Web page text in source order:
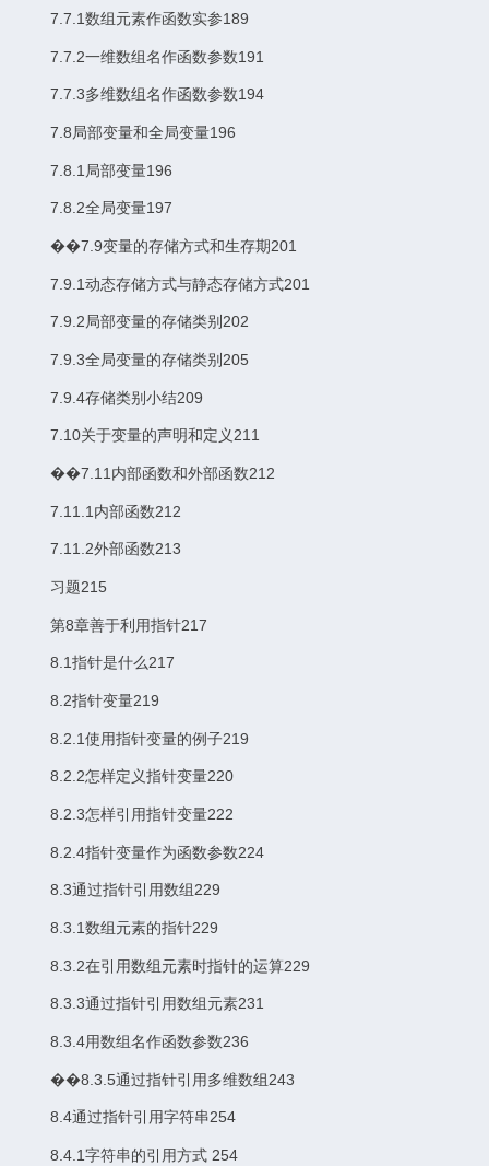
7.7.1数组元素作函数实参189
7.7.2一维数组名作函数参数191
7.7.3多维数组名作函数参数194
7.8局部变量和全局变量196
7.8.1局部变量196
7.8.2全局变量197
��7.9变量的存储方式和生存期201
7.9.1动态存储方式与静态存储方式201
7.9.2局部变量的存储类别202
7.9.3全局变量的存储类别205
7.9.4存储类别小结209
7.10关于变量的声明和定义211
��7.11内部函数和外部函数212
7.11.1内部函数212
7.11.2外部函数213
习题215
第8章善于利用指针217
8.1指针是什么217
8.2指针变量219
8.2.1使用指针变量的例子219
8.2.2怎样定义指针变量220
8.2.3怎样引用指针变量222
8.2.4指针变量作为函数参数224
8.3通过指针引用数组229
8.3.1数组元素的指针229
8.3.2在引用数组元素时指针的运算229
8.3.3通过指针引用数组元素231
8.3.4用数组名作函数参数236
��8.3.5通过指针引用多维数组243
8.4通过指针引用字符串254
8.4.1字符串的引用方式 254